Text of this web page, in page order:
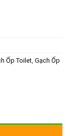
Ốp Toilet, Gạch Ốp